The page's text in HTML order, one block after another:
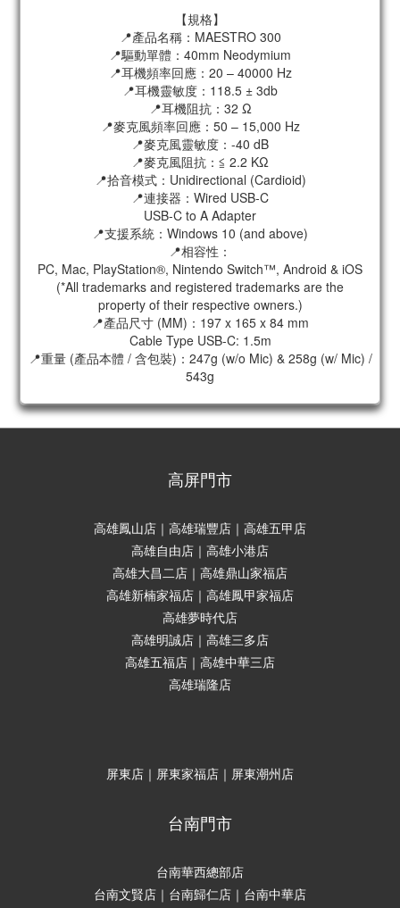
【規格】
📍產品名稱：MAESTRO 300
📍驅動單體：40mm Neodymium
📍耳機頻率回應：20 – 40000 Hz
📍耳機靈敏度：118.5 ± 3db
📍耳機阻抗：32 Ω
📍麥克風頻率回應：50 – 15,000 Hz
📍麥克風靈敏度：-40 dB
📍麥克風阻抗：≦ 2.2 KΩ
📍拾音模式：Unidirectional (Cardioid)
📍連接器：Wired USB-C
USB-C to A Adapter
📍支援系統：Windows 10 (and above)
📍相容性：
PC, Mac, PlayStation®, Nintendo Switch™, Android & iOS
(*All trademarks and registered trademarks are the
property of their respective owners.)
📍產品尺寸 (MM)：197 x 165 x 84 mm
Cable Type USB-C: 1.5m
📍重量 (產品本體 / 含包裝)：247g (w/o Mic) & 258g (w/ Mic) /
543g
高屏門市
高雄鳳山店｜高雄瑞豐店｜高雄五甲店
高雄自由店｜高雄小港店
高雄大昌二店｜高雄鼎山家福店
高雄新楠家福店｜高雄鳳甲家福店
高雄夢時代店
高雄明誠店｜高雄三多店
高雄五福店｜高雄中華三店
高雄瑞隆店
屏東店｜屏東家福店｜屏東潮州店
台南門市
台南華西總部店
台南文賢店｜台南歸仁店｜台南中華店